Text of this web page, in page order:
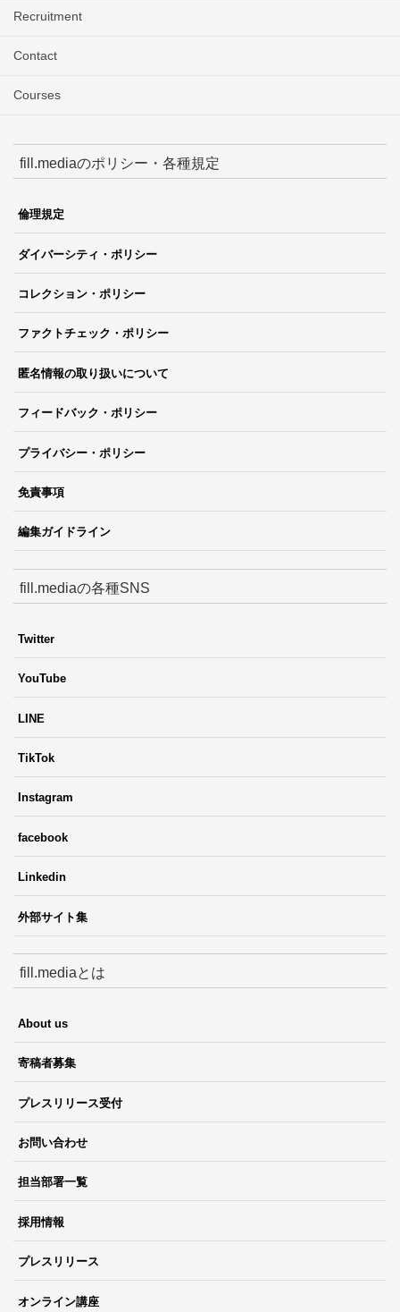
Recruitment
Contact
Courses
fill.mediaのポリシー・各種規定
倫理規定
ダイバーシティ・ポリシー
コレクション・ポリシー
ファクトチェック・ポリシー
匿名情報の取り扱いについて
フィードバック・ポリシー
プライバシー・ポリシー
免責事項
編集ガイドライン
fill.mediaの各種SNS
Twitter
YouTube
LINE
TikTok
Instagram
facebook
Linkedin
外部サイト集
fill.mediaとは
About us
寄稿者募集
プレスリリース受付
お問い合わせ
担当部署一覧
採用情報
プレスリリース
オンライン講座